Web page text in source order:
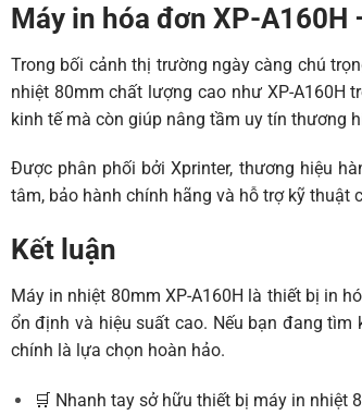
Máy in hóa đơn XP-
Trong bối cảnh thị trường ngày càng chú
nhiệt 80mm chất lượng cao như XP-A160H
kinh tế mà còn giúp nâng tầm uy tín thương
Được phân phối bởi Xprinter, thương hiệu
tâm, bảo hành chính hãng và hỗ trợ kỹ thuật
Kết luận
Máy in nhiệt 80mm XP-A160H là thiết bị in
ổn định và hiệu suất cao. Nếu bạn đang
chính là lựa chọn hoàn hảo.
🛒 Nhanh tay sở hữu thiết bị máy in nhiệt